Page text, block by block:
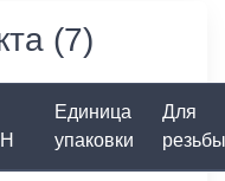
(7)
H
Единица
упаковки
Для
резьбы